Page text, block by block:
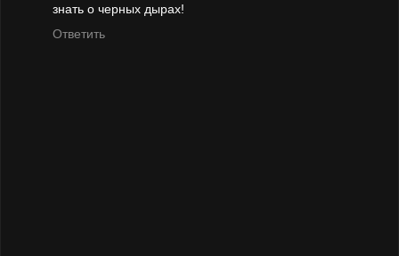
знать о черных дырах!
Ответить